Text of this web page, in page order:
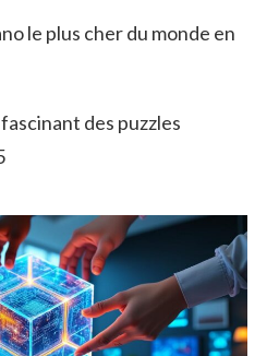
le plus cher du monde en
des puzzles